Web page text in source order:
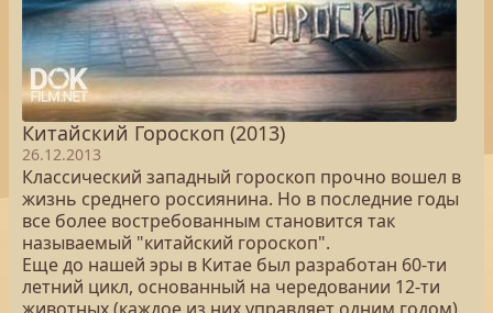
Китайский Гороскоп (2013)
26.12.2013
Классический западный гороскоп прочно вошел в
жизнь среднего россиянина. Но в последние годы
все более востребованным становится так
называемый "китайский гороскоп".
Еще до нашей эры в Китае был разработан 60-ти
летний цикл, основанный на чередовании 12-ти